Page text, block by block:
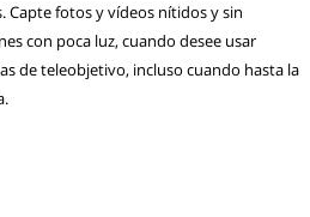
Capte fotos y vídeos nítidos y sin
con poca luz, cuando desee usar
de teleobjetivo, incluso cuando hasta la